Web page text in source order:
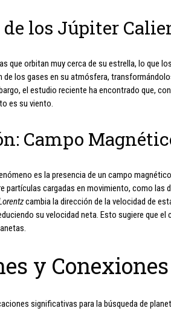
los Júpiter
que orbitan muy cerca de su estrella, lo que
los gases en su atmósfera,
el estudio reciente ha encontrado que,
es su viento.
Campo
es la presencia de un campo
partículas cargadas en movimiento, como las
cambia la dirección de la velocidad de
su velocidad neta. Esto sugiere que
y Conexiones
significativas para la búsqueda de